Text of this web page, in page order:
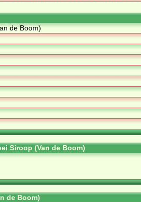
de Boom)
Siroop (Van de Boom)
de Boom)